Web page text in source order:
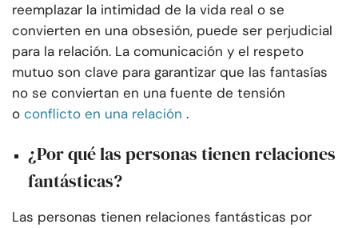
reemplazar la intimidad de la vida real o se
convierten en una obsesión, puede ser perjudicial
para la relación. La comunicación y el respeto
mutuo son clave para garantizar que las fantasías
no se conviertan en una fuente de tensión
o conflicto en una relación .
¿Por qué las personas tienen relaciones
fantásticas?
Las personas tienen relaciones fantásticas por